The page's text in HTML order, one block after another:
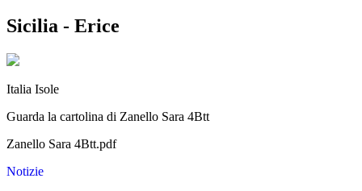
Sicilia - Erice
Italia Isole
Guarda la cartolina di Zanello Sara 4Btt
Zanello Sara 4Btt.pdf
Notizie